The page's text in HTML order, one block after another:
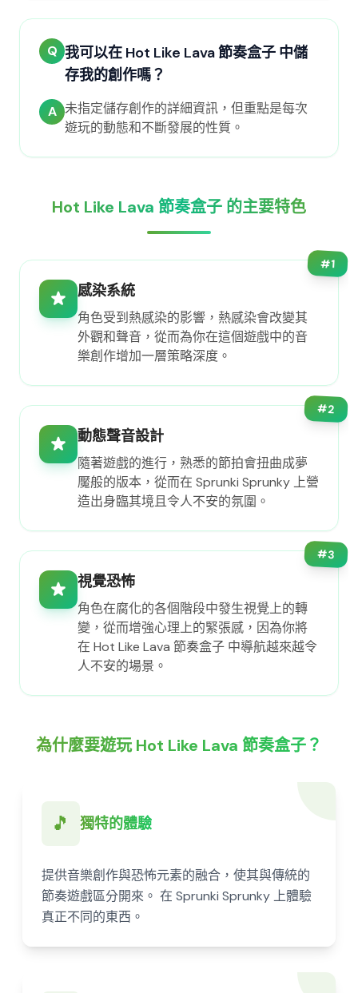
Q 我可以在 Hot Like Lava 節奏盒子 中儲
存我的創作嗎？
A 未指定儲存創作的詳細資訊，但重點是每次
遊玩的動態和不斷發展的性質。
Hot Like Lava 節奏盒子 的主要特色
#1
感染系統
角色受到熱感染的影響，熱感染會改變其
外觀和聲音，從而為你在這個遊戲中的音
樂創作增加一層策略深度。
#2
動態聲音設計
隨著遊戲的進行，熟悉的節拍會扭曲成夢
魘般的版本，從而在 Sprunki Sprunky 上營
造出身臨其境且令人不安的氛圍。
#3
視覺恐怖
角色在腐化的各個階段中發生視覺上的轉
變，從而增強心理上的緊張感，因為你將
在 Hot Like Lava 節奏盒子 中導航越來越令
人不安的場景。
為什麼要遊玩 Hot Like Lava 節奏盒子？
🎵 獨特的體驗
提供音樂創作與恐怖元素的融合，使其與傳統的
節奏遊戲區分開來。 在 Sprunki Sprunky 上體驗
真正不同的東西。